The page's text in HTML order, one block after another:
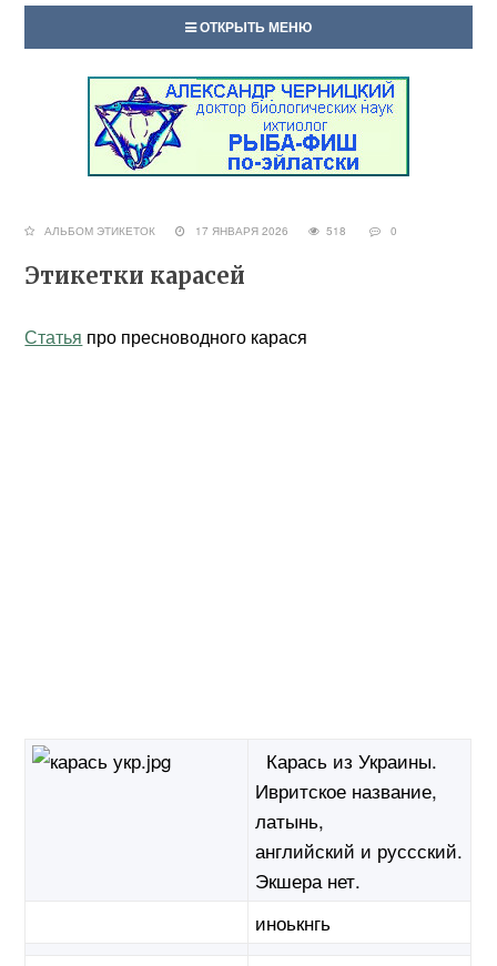
ОТКРЫТЬ МЕНЮ
АЛЬБОМ ЭТИКЕТОК 17 ЯНВАРЯ 2026 518 0
Этикетки карасей
Статья про пресноводного карася
Карась из Украины.
Ивритское название,
латынь,
английский и руссский.
Экшера нет.
иноькнгь